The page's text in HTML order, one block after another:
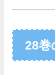
28巻